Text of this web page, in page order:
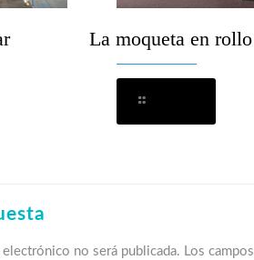
La moqueta en rollo
electrónico no será publicada. Los